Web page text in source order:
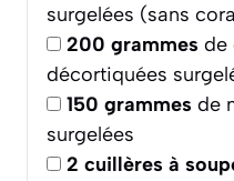
surgelées (sans
200 grammes de
décortiquées
150 grammes de
surgelées
2 cuillères à